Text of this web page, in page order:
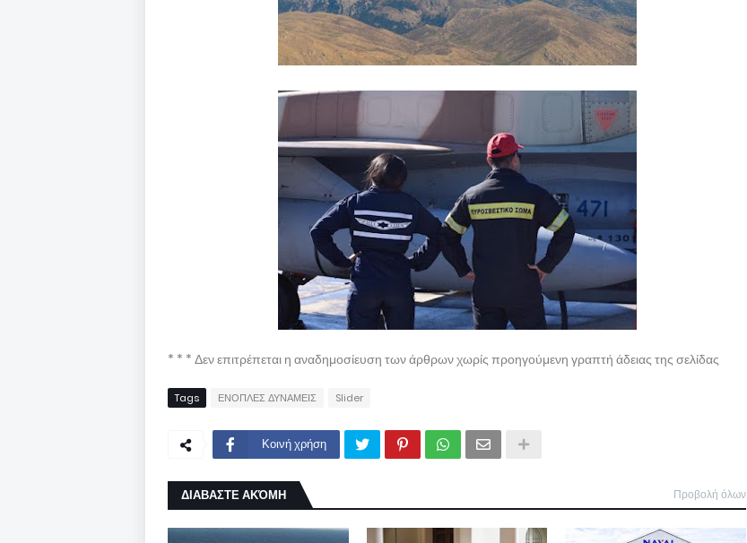
* * * Δεν επιτρέπεται η αναδημοσίευση των άρθρων χωρίς προηγούμενη γραπτή άδειας της σελίδας
Tags ΕΝΟΠΛΕΣ ΔΥΝΑΜΕΙΣ Slider
Κοινή χρήση
ΔΙΑΒΑΣΤΕ ΑΚΌΜΗ Προβολή όλων